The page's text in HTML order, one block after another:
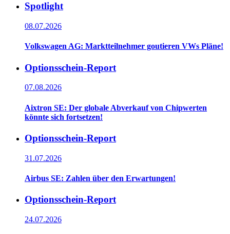
Spotlight
08.07.2026
Volkswagen AG: Marktteilnehmer goutieren VWs Pläne!
Optionsschein-Report
07.08.2026
Aixtron SE: Der globale Abverkauf von Chipwerten
könnte sich fortsetzen!
Optionsschein-Report
31.07.2026
Airbus SE: Zahlen über den Erwartungen!
Optionsschein-Report
24.07.2026